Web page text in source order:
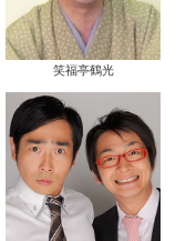
笑福亭鶴光